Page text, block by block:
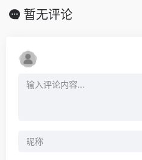
暂无评论